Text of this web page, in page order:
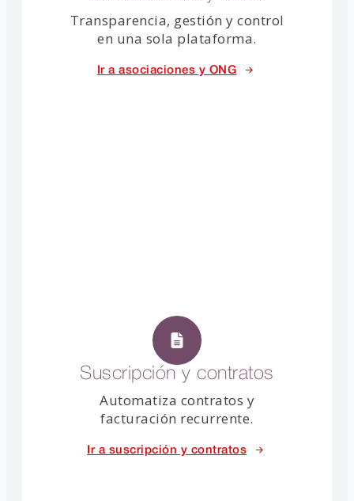
Transparencia, gestión y control
en una sola plataforma.
Ir a asociaciones y ONG
Suscripción y contratos
Automatiza contratos y
facturación recurrente.
Ir a suscripción y contratos